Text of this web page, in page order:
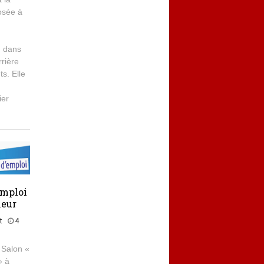
à
dans
Elle
4
«
à